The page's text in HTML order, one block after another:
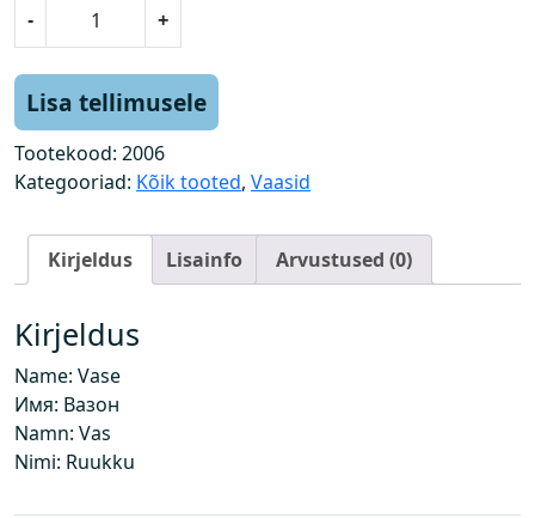
-
k
o
g
+
Lisa tellimusele
Tootekood: 2006
Kategooriad: Kõik tooted, Vaasid
Kirjeldus Lisainfo Arvustused (0)
Kirjeldus
Name: Vase
Имя: Вазон
Namn: Vas
Nimi: Ruukku